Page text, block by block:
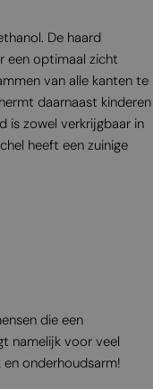
De haard
een optimaal zicht
van alle kanten te
daarnaast kinderen
is zowel verkrijgbaar in
heeft een zuinige
die een
namelijk voor veel
en onderhoudsarm!